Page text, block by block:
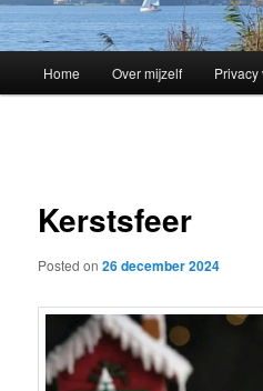
Skip
content
Home Over mijzelf Privacy
Kerstsfeer
Posted on26 december 2024